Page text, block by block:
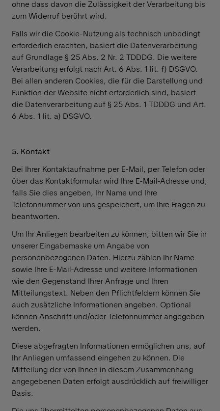
ohne dass davon die Zulässigkeit der Verarbeitung bis
zum Widerruf berührt wird.
Falls wir die Cookie-Nutzung als technisch unbedingt
erforderlich erachten, basiert die Datenverarbeitung
auf Grundlage § 25 Abs. 2 Nr. 2 TDDDG. Die weitere
Verarbeitung erfolgt nach Art. 6 Abs. 1 lit. f) DSGVO.
Bei allen anderen Cookies, die für die Darstellung und
Funktion der Website nicht erforderlich sind, basiert
die Datenverarbeitung auf § 25 Abs. 1 TDDDG und Art.
6 Abs. 1 lit. a) DSGVO.
5. Kontakt
Bei Ihrer Kontaktaufnahme per E-Mail, per Telefon oder
über das Kontaktformular wird Ihre E-Mail-Adresse und,
falls Sie dies angeben, Ihr Name und Ihre
Telefonnummer von uns gespeichert, um Ihre Fragen zu
beantworten.
Um Ihr Anliegen bearbeiten zu können, bitten wir Sie in
unserer Eingabemaske um Angabe von
personenbezogenen Daten. Hierzu zählen Ihr Name
sowie Ihre E-Mail-Adresse und weitere Informationen
wie den Gegenstand Ihrer Anfrage und Ihren
Mitteilungstext. Neben den Pflichtfeldern können Sie
auch zusätzliche Informationen angeben. Optional
können Anschrift und/oder Telefonnummer angegeben
werden.
Diese abgefragten Informationen ermöglichen uns, auf
Ihr Anliegen umfassend eingehen zu können. Die
Mitteilung der von Ihnen in diesem Zusammenhang
angegebenen Daten erfolgt ausdrücklich auf freiwilliger
Basis.